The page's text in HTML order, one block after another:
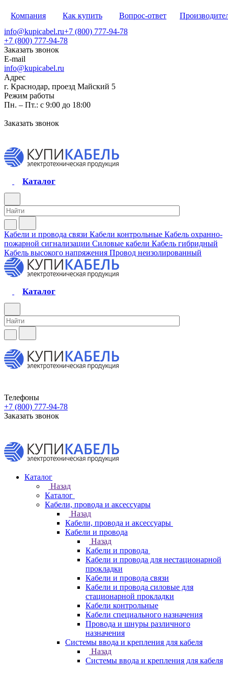
Компания Как купить Вопрос-ответ
info@kupicabel.ru+7 (800) 777-94-78
+7 (800) 777-94-78
Заказать звонок
E-mail
info@kupicabel.ru
Адрес
г. Краснодар, проезд Майский 5
Режим работы
Пн. – Пт.: с 9:00 до 18:00
Заказать звонок
Каталог
Кабели и провода связи Кабели контрольные Кабель охранно-
пожарной сигнализации Силовые кабели Кабель гибридный
Кабель высокого напряжения Провод неизолированный
Каталог
Телефоны
+7 (800) 777-94-78
Заказать звонок
Каталог
Назад
Каталог
Кабели, провода и аксессуары
Назад
Кабели, провода и аксессуары
Кабели и провода
Назад
Кабели и провода
Кабели и провода для нестационарной
прокладки
Кабели и провода связи
Кабели и провода силовые для
стационарной прокладки
Кабели контрольные
Кабели специального назначения
Провода и шнуры различного
назначения
Системы ввода и крепления для кабеля
Назад
Системы ввода и крепления для кабеля